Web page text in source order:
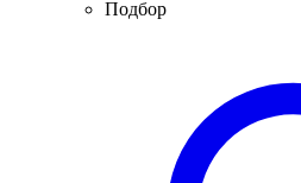
Подбор